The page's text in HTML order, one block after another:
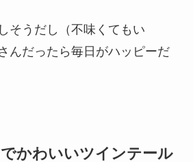
そうだし（不味くてもい
んだったら毎日がハッピーだ
かわいいツインテール